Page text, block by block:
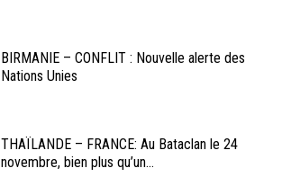
BIRMANIE – CONFLIT : Nouvelle alerte des
Nations Unies
THAÏLANDE – FRANCE: Au Bataclan le 24
novembre, bien plus qu’un...